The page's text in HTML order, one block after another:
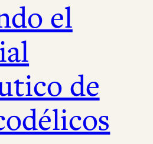
el
de